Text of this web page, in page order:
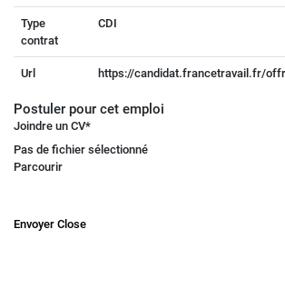
Type
contrat
CDI
Url https://candidat.francetravail.fr/
Postuler pour cet emploi
Joindre un CV*
Pas de fichier sélectionné
Parcourir
Envoyer Close